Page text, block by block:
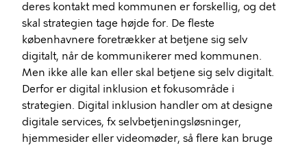
deres kontakt med kommunen er forskellig, og det
skal strategien tage højde for. De fleste
københavnere foretrækker at betjene sig selv
digitalt, når de kommunikerer med kommunen.
Men ikke alle kan eller skal betjene sig selv digitalt.
Derfor er digital inklusion et fokusområde i
strategien. Digital inklusion handler om at designe
digitale services, fx selvbetjeningsløsninger,
hjemmesider eller videomøder, så flere kan bruge